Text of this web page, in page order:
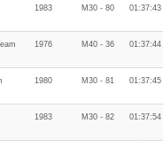
1983 M30 - 80 01:37:43
1976 M40 - 36 01:37:44
1980 M30 - 81 01:37:45
1983 M30 - 82 01:37:54